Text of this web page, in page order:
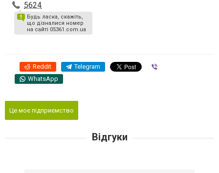
5624
Будь ласка, скажіть,
що дізналися номер
на сайті 05361.com.ua
Reddit Telegram
WhatsApp
Це моє підприємство
Відгуки